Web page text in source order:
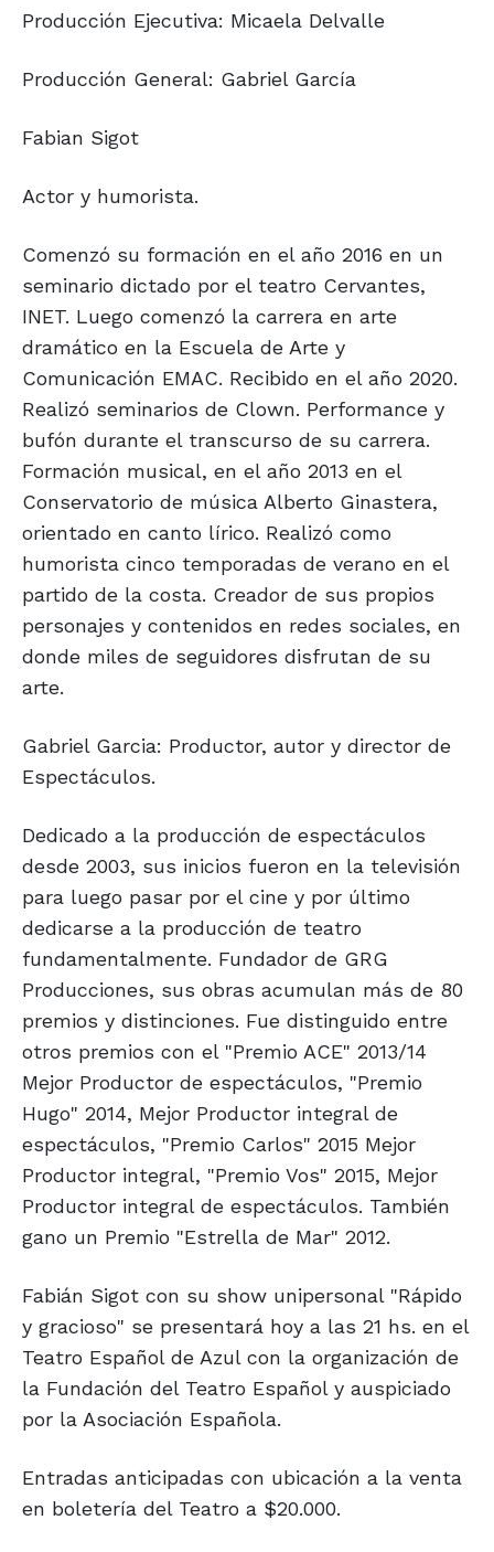
Producción Ejecutiva: Micaela Delvalle
Producción General: Gabriel García
Fabian Sigot
Actor y humorista.
Comenzó su formación en el año 2016 en un
seminario dictado por el teatro Cervantes,
INET. Luego comenzó la carrera en arte
dramático en la Escuela de Arte y
Comunicación EMAC. Recibido en el año 2020.
Realizó seminarios de Clown. Performance y
bufón durante el transcurso de su carrera.
Formación musical, en el año 2013 en el
Conservatorio de música Alberto Ginastera,
orientado en canto lírico. Realizó como
humorista cinco temporadas de verano en el
partido de la costa. Creador de sus propios
personajes y contenidos en redes sociales, en
donde miles de seguidores disfrutan de su
arte.
Gabriel Garcia: Productor, autor y director de
Espectáculos.
Dedicado a la producción de espectáculos
desde 2003, sus inicios fueron en la televisión
para luego pasar por el cine y por último
dedicarse a la producción de teatro
fundamentalmente. Fundador de GRG
Producciones, sus obras acumulan más de 80
premios y distinciones. Fue distinguido entre
otros premios con el "Premio ACE" 2013/14
Mejor Productor de espectáculos, "Premio
Hugo" 2014, Mejor Productor integral de
espectáculos, "Premio Carlos" 2015 Mejor
Productor integral, "Premio Vos" 2015, Mejor
Productor integral de espectáculos. También
gano un Premio "Estrella de Mar" 2012.
Fabián Sigot con su show unipersonal "Rápido
y gracioso" se presentará hoy a las 21 hs. en el
Teatro Español de Azul con la organización de
la Fundación del Teatro Español y auspiciado
por la Asociación Española.
Entradas anticipadas con ubicación a la venta
en boletería del Teatro a $20.000.